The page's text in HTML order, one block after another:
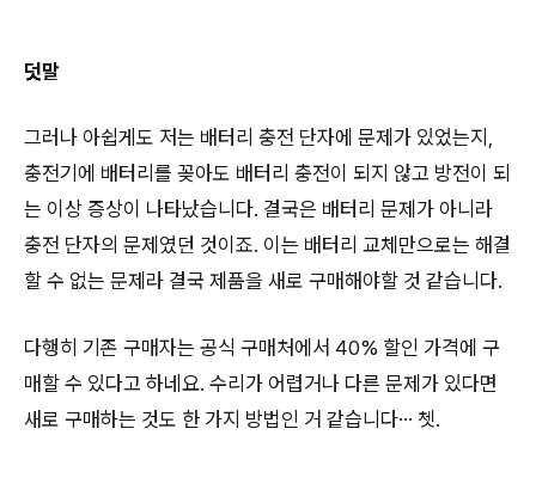
덧말
그러나 아쉽게도 저는 배터리 충전 단자에 문제가 있었는지,
충전기에 배터리를 꽂아도 배터리 충전이 되지 않고 방전이 되
는 이상 증상이 나타났습니다. 결국은 배터리 문제가 아니라
충전 단자의 문제였던 것이죠. 이는 배터리 교체만으로는 해결
할 수 없는 문제라 결국 제품을 새로 구매해야할 것 같습니다.
다행히 기존 구매자는 공식 구매처에서 40% 할인 가격에 구
매할 수 있다고 하네요. 수리가 어렵거나 다른 문제가 있다면
새로 구매하는 것도 한 가지 방법인 거 같습니다… 쳇.